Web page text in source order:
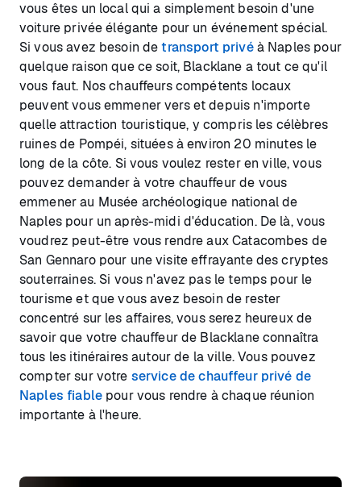
vous êtes un local qui a simplement besoin d'une
voiture privée élégante pour un événement spécial.
Si vous avez besoin detransport privéà Naples pour
quelque raison que ce soit, Blacklane a tout ce qu'il
vous faut. Nos chauffeurs compétents locaux
peuvent vous emmener vers et depuis n'importe
quelle attraction touristique, y compris les célèbres
ruines de Pompéi, situées à environ 20 minutes le
long de la côte. Si vous voulez rester en ville, vous
pouvez demander à votre chauffeur de vous
emmener au Musée archéologique national de
Naples pour un après-midi d'éducation. De là, vous
voudrez peut-être vous rendre aux Catacombes de
San Gennaro pour une visite effrayante des cryptes
souterraines. Si vous n'avez pas le temps pour le
tourisme et que vous avez besoin de rester
concentré sur les affaires, vous serez heureux de
savoir que votre chauffeur de Blacklane connaîtra
tous les itinéraires autour de la ville. Vous pouvez
compter sur votre service de chauffeur privé de
Naples fiablepour vous rendre à chaque réunion
importante à l'heure.